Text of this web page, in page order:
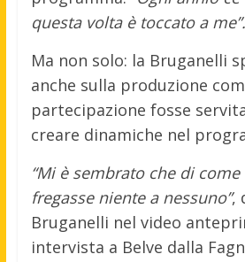
questa volta è toccato a me”.
Ma non solo: la Bruganelli
anche sulla produzione
partecipazione fosse
creare dinamiche nel
“Mi è sembrato che di
fregasse niente a nessuno”,
Bruganelli nel video
intervista a Belve dalla